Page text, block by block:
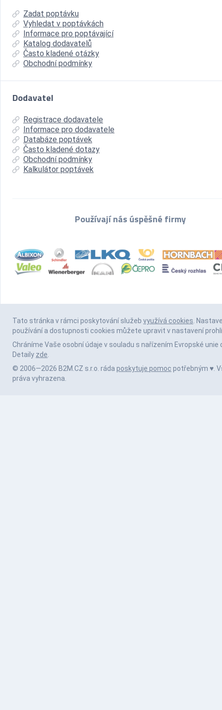
Zadat poptávku
Vyhledat v poptávkách
Informace pro poptávající
Katalog dodavatelů
Často kladené otázky
Obchodní podmínky
Dodavatel
Registrace dodavatele
Informace pro dodavatele
Databáze poptávek
Často kladené dotazy
Obchodní podmínky
Kalkulátor poptávek
Používají nás úspěšné firmy
Tato stránka v rámci poskytování služeb využívá cookies.
používání a dostupnosti cookies můžete upravit v nastavení
Chráníme Vaše osobní údaje v souladu s nařízením Evropské unie
Detaily zde.
© 2006—2026 B2M.CZ s.r.o. ráda poskytuje pomoc potřebným ♥️.
práva vyhrazena.